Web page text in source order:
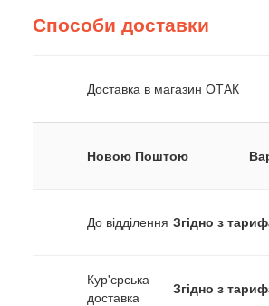
Способи доставки
Доставка в магазин ОТАК
Новою Поштою
До відділення Згідно з
Кур'єрська
доставка
Згідно з